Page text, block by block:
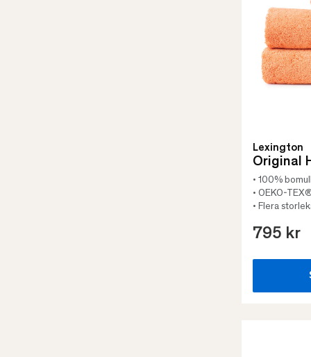
Lexington
Original
• 100%
• OEKO-
• Flera
795 kr